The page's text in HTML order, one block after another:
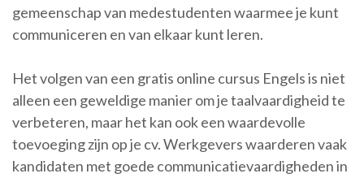
gemeenschap van medestudenten waarmee je kunt
communiceren en van elkaar kunt leren.
Het volgen van een gratis online cursus Engels is niet
alleen een geweldige manier om je taalvaardigheid te
verbeteren, maar het kan ook een waardevolle
toevoeging zijn op je cv. Werkgevers waarderen vaak
kandidaten met goede communicatievaardigheden in